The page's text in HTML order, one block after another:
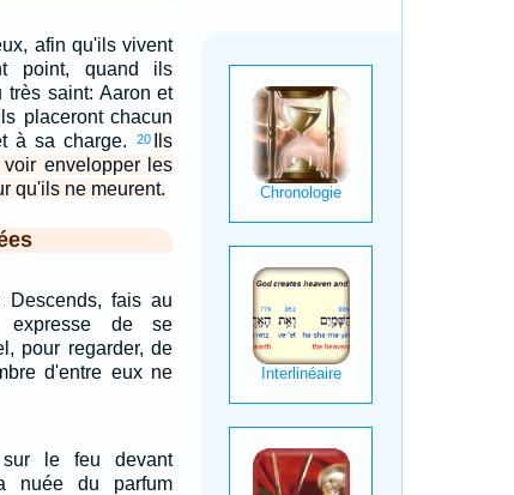
afin qu'ils vivent
point, quand ils
très saint: Aaron et
placeront chacun
à sa charge.
20
Ils
envelopper les
qu'ils ne meurent.
Descends, fais au
expresse de se
pour regarder, de
d'entre eux ne
le feu devant
nuée du parfum